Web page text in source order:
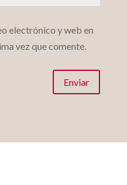
electrónico y web en
vez que comente.
Enviar